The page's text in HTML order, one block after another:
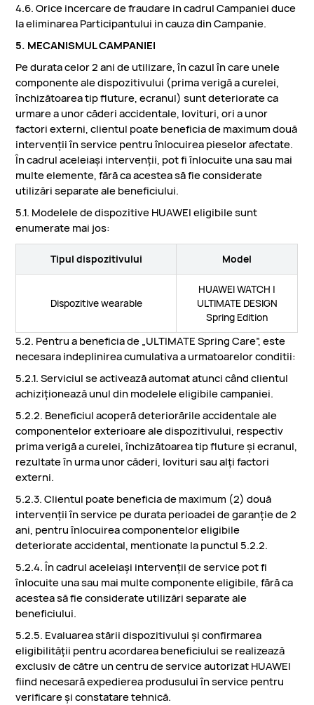
4.6. Orice incercare de fraudare in cadrul Campaniei duce
la eliminarea Participantului in cauza din Campanie.
5. MECANISMUL CAMPANIEI
Pe durata celor 2 ani de utilizare, în cazul în care unele
componente ale dispozitivului (prima verigă a curelei,
închizătoarea tip fluture, ecranul) sunt deteriorate ca
urmare a unor căderi accidentale, lovituri, ori a unor
factori externi, clientul poate beneficia de maximum două
intervenții în service pentru înlocuirea pieselor afectate.
În cadrul aceleiași intervenții, pot fi înlocuite una sau mai
multe elemente, fără ca acestea să fie considerate
utilizări separate ale beneficiului.
5.1. Modelele de dispozitive HUAWEI eligibile sunt
enumerate mai jos:
Tipul dispozitivului Model
Dispozitive wearable
HUAWEI WATCH |
ULTIMATE DESIGN
Spring Edition
5.2. Pentru a beneficia de „ULTIMATE Spring Care”, este
necesara indeplinirea cumulativa a urmatoarelor conditii:
5.2.1. Serviciul se activează automat atunci când clientul
achiziționează unul din modelele eligibile campaniei.
5.2.2. Beneficiul acoperă deteriorările accidentale ale
componentelor exterioare ale dispozitivului, respectiv
prima verigă a curelei, închizătoarea tip fluture și ecranul,
rezultate în urma unor căderi, lovituri sau alți factori
externi.
5.2.3. Clientul poate beneficia de maximum (2) două
intervenții în service pe durata perioadei de garanție de 2
ani, pentru înlocuirea componentelor eligibile
deteriorate accidental, mentionate la punctul 5.2.2.
5.2.4. În cadrul aceleiași intervenții de service pot fi
înlocuite una sau mai multe componente eligibile, fără ca
acestea să fie considerate utilizări separate ale
beneficiului.
5.2.5. Evaluarea stării dispozitivului și confirmarea
eligibilității pentru acordarea beneficiului se realizează
exclusiv de către un centru de service autorizat HUAWEI
fiind necesară expedierea produsului în service pentru
verificare și constatare tehnică.